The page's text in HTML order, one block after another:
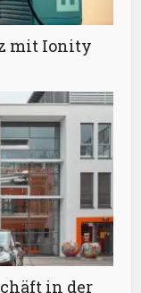
mit Ionity
in der